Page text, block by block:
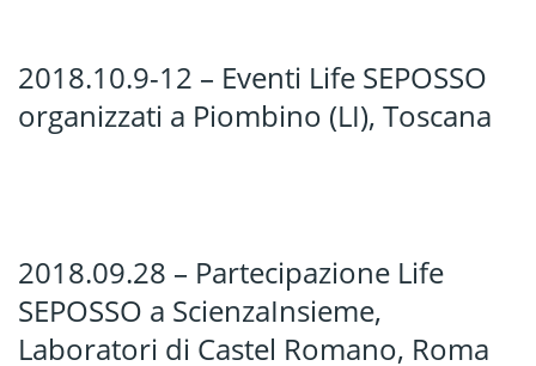
2018.10.9-12 – Eventi Life SEPOSSO
organizzati a Piombino (LI), Toscana
2018.09.28 – Partecipazione Life
SEPOSSO a ScienzaInsieme,
Laboratori di Castel Romano, Roma